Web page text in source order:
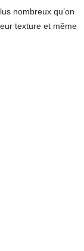
nombreux qu’on
texture et même